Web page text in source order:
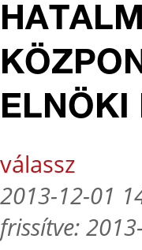
ELNÖKI
válassz
2013-12-01
frissítve: